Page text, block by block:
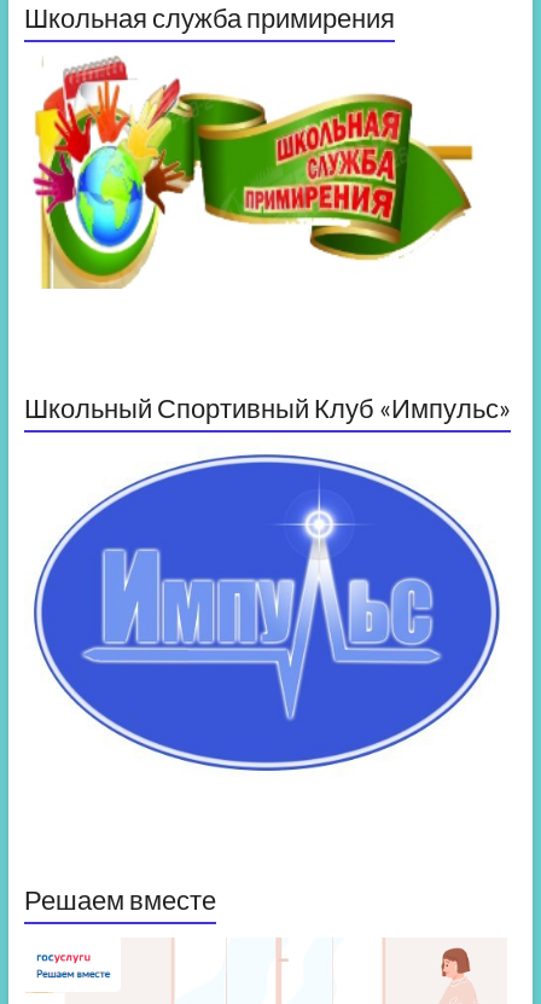
Школьная служба примирения
Школьный Спортивный Клуб «Импульс»
Решаем вместе